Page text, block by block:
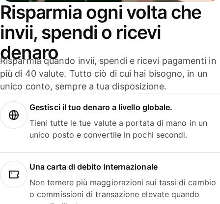
Risparmia ogni volta che
invii, spendi o ricevi
denaro
Risparmia quando invii, spendi e ricevi pagamenti in
più di 40 valute. Tutto ciò di cui hai bisogno, in un
unico conto, sempre a tua disposizione.
Gestisci il tuo denaro a livello globale.
Tieni tutte le tue valute a portata di mano in un
unico posto e convertile in pochi secondi.
Una carta di debito internazionale
Non temere più maggiorazioni sui tassi di cambio
o commissioni di transazione elevate quando